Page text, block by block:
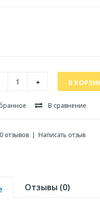
В сравнение
0 отзывов | Написать отзыв
Отзывы (0)